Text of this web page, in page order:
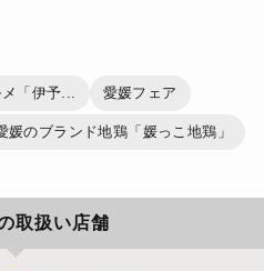
「伊予... 愛媛フェア
媛のブランド地鶏「媛っこ地鶏」
取扱い店舗